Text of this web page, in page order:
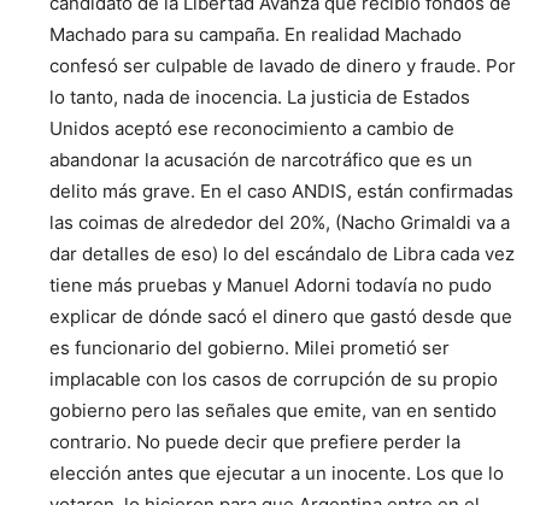
Machado para su campaña. En realidad Machado
confesó ser culpable de lavado de dinero y fraude. Por
lo tanto, nada de inocencia. La justicia de Estados
Unidos aceptó ese reconocimiento a cambio de
abandonar la acusación de narcotráfico que es un
delito más grave. En el caso ANDIS, están confirmadas
las coimas de alrededor del 20%, (Nacho Grimaldi va a
dar detalles de eso) lo del escándalo de Libra cada vez
tiene más pruebas y Manuel Adorni todavía no pudo
explicar de dónde sacó el dinero que gastó desde que
es funcionario del gobierno. Milei prometió ser
implacable con los casos de corrupción de su propio
gobierno pero las señales que emite, van en sentido
contrario. No puede decir que prefiere perder la
elección antes que ejecutar a un inocente. Los que lo